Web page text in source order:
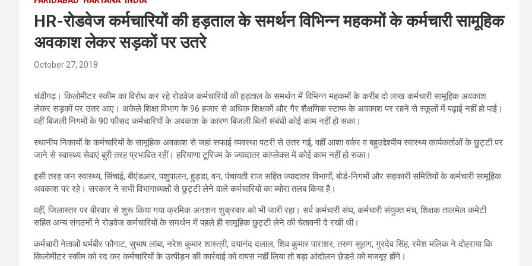
HR-रोडवेज कर्मचारियों की हड़ताल के समर्थन विभिन्न महकमों के कर्मचारी सामूहिक
अवकाश लेकर सड़कों पर उतरे
October 27, 2018
चंडीगढ़। किलोमीटर स्कीम का विरोध कर रहे रोडवेज कर्मचारियों की हड़ताल के समर्थन में विभिन्न महकमों के करीब दो लाख कर्मचारी सामूहिक अवकाश
लेकर सड़कों पर उतर आए। अकेले शिक्षा विभाग के 96 हजार से अधिक शिक्षकों और गैर शैक्षणिक स्टाफ के अवकाश पर रहने से स्कूलों में पढ़ाई नहीं हो पाई।
वहीं बिजली निगमों के 90 फीसद कर्मचारियों के अवकाश के कारण बिजली बिलों संबंधी कोई काम नहीं हो सका।
स्थानीय निकायों के कर्मचारियों के सामूहिक अवकाश से जहां सफाई व्यवस्था पटरी से उतर गई, वहीं आशा वर्कर व बहुउद्देश्यीय स्वास्थ्य कार्यकर्ताओं के छुट्टी पर
जाने से स्वास्थ्य सेवाएं बुरी तरह प्रभावित रहीं। हरियाणा टूरिज्म के ज्यादातर कांप्लेक्स में कोई काम नहीं हो सका।
इसी तरह जन स्वास्थ्य, सिंचाई, बीएंडआर, पशुपालन, हुड्डा, वन, पंचायती राज सहित ज्यादातर विभागों, बोर्ड-निगमों और सहकारी समितियों के कर्मचारी सामूहिक
अवकाश पर रहे। सरकार ने सभी विभागाध्यक्षों से छुट्टी लेने वाले कर्मचारियों का ब्योरा तलब किया है।
वहीं, जिलास्तर पर वीरवार से शुरू किया गया क्रमिक अनशन शुक्रवार को भी जारी रहा। सर्व कर्मचारी संघ, कर्मचारी संयुक्त मंच, शिक्षक तालमेल कमेटी
सहित अन्य संगठनों ने रोडवेज कर्मचारियों के समर्थन में पहले ही सामूहिक छुट्टी लेने की चेतावनी दे रखी थी।
कर्मचारी नेताओं धर्मबीर फौगाट, सुभाष लांबा, नरेश कुमार शास्त्री, दयानंद दलाल, शिव कुमार पाराशर, तरुण सुहाग, गुरदेव सिंह, रमेश मलिक ने दोहराया कि
किलोमीटर स्कीम को रद कर कर्मचारियों के उत्पीड़न की कार्रवाई को वापस नहीं लिया तो बड़ा आंदोलन छेडऩे को मजबूर होंगे।